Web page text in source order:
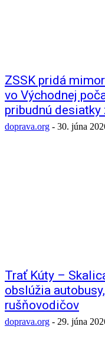
ZSSK pridá
vo Východnej
pribudnú desiatky
doprava.org - 30. júna
Trať Kúty –
obslúžia
rušňovodičov
doprava.org - 29. júna